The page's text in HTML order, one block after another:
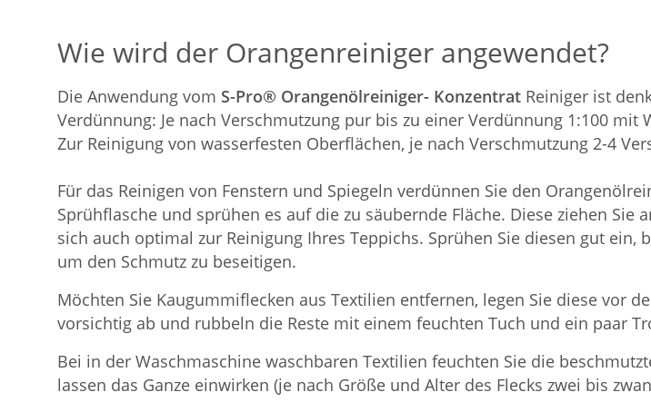
Wie wird der Orangenreiniger angewendet?
Die Anwendung vom S-Pro® Orangenölreiniger- Konzentrat Reiniger ist
Verdünnung: Je nach Verschmutzung pur bis zu einer Verdünnung 1:100 mit
Zur Reinigung von wasserfesten Oberflächen, je nach Verschmutzung 2-4
Für das Reinigen von Fenstern und Spiegeln verdünnen Sie den
Sprühflasche und sprühen es auf die zu säubernde Fläche. Diese ziehen
sich auch optimal zur Reinigung Ihres Teppichs. Sprühen Sie diesen gut
um den Schmutz zu beseitigen.
Möchten Sie Kaugummiflecken aus Textilien entfernen, legen Sie diese vor
vorsichtig ab und rubbeln die Reste mit einem feuchten Tuch und ein paar
Bei in der Waschmaschine waschbaren Textilien feuchten Sie die
lassen das Ganze einwirken (je nach Größe und Alter des Flecks zwei bis